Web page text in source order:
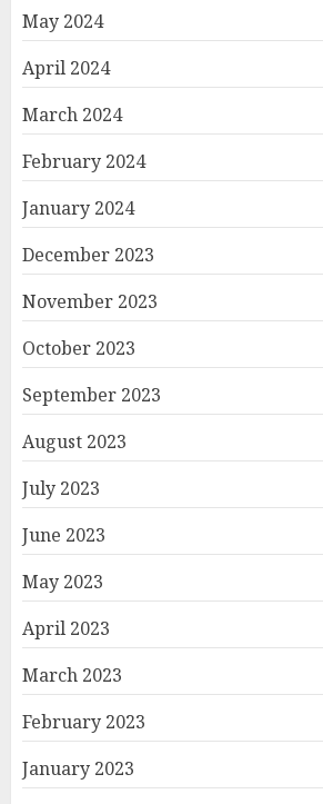
May 2024
April 2024
March 2024
February 2024
January 2024
December 2023
November 2023
October 2023
September 2023
August 2023
July 2023
June 2023
May 2023
April 2023
March 2023
February 2023
January 2023